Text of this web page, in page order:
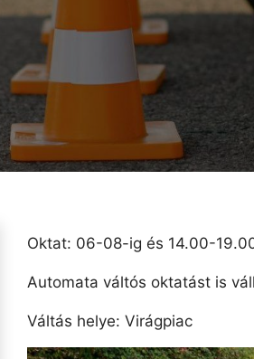
Oktat: 06-08-ig és 14.00-
Automata váltós oktatást is
Váltás helye: Virágpiac